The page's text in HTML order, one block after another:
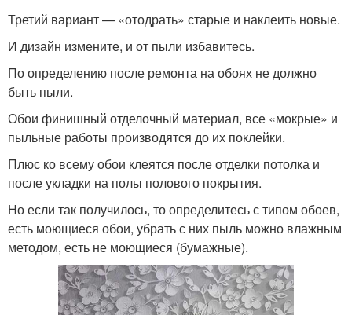
Третий вариант — «отодрать» старые и наклеить новые.
И дизайн измените, и от пыли избавитесь.
По определению после ремонта на обоях не должно
быть пыли.
Обои финишный отделочный материал, все «мокрые» и
пыльные работы производятся до их поклейки.
Плюс ко всему обои клеятся после отделки потолка и
после укладки на полы полового покрытия.
Но если так получилось, то определитесь с типом обоев,
есть моющиеся обои, убрать с них пыль можно влажным
методом, есть не моющиеся (бумажные).